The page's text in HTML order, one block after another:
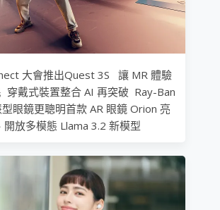
大會推出Quest 3S 讓 MR 體驗
穿戴式裝置整合 AI 再突破 Ray-Ban
眼鏡更聰明首款 AR 眼鏡 Orion 亮
開放多模態 Llama 3.2 新模型